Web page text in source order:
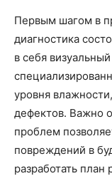
Первым шагом в
диагностика
в себя
уровня
дефектов. Важно
проблем
повреждений в
разработать план